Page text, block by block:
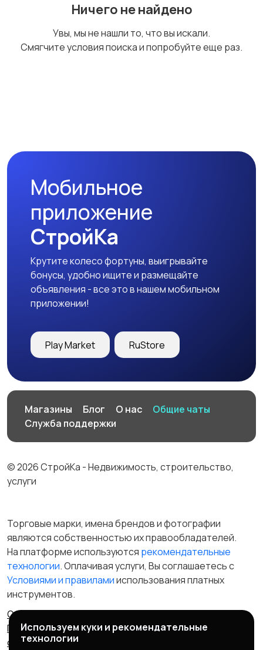
Футболки и топы Штаны и шорты
Другое
Ничего не найдено
Увы, мы не нашли то, что вы искали.
Смягчите условия поиска и попробуйте еще раз.
Мобильное
приложение
СтройКа
Крутите колесо фортуны, выигрывайте
бонусы, удобно ищите и размещайте
объявления - все это в нашем мобильном
приложении!
Play Market RuStore
Магазины Блог О нас
Общие чаты
Служба поддержки
© 2026 СтройКа - Недвижимость, строительство,
услуги
Торговые марки, имена брендов и фотографии
являются собственностью их правообладателей.
На платформе используются рекомендательные
технологии. Оплачивая услуги, Вы соглашаетесь c
Условиями и правиламииспользования платных
инструментов.
Отказ от ответственности
Правила сервиса
Политика конфиденциальности
Пользовательское
соглашение
Запрещенные товары/услуги
Используем куки и рекомендательные
технологии